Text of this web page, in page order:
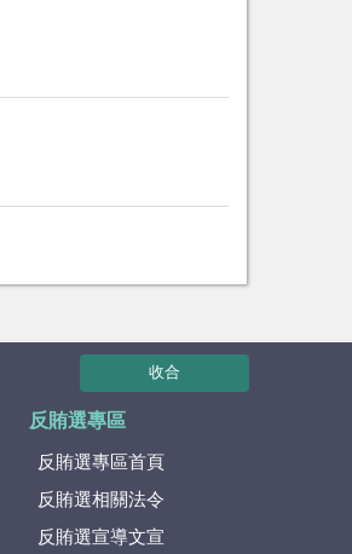
收合
反賄選專區
反賄選專區首頁
反賄選相關法令
反賄選宣導文宣